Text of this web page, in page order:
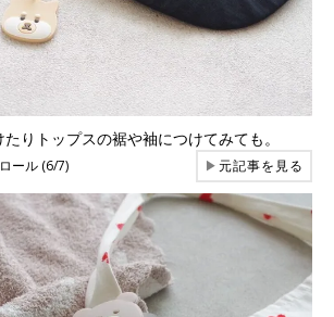
りトップスの裾や袖につけてみても。
ール (6/7) ▶元記事を見る